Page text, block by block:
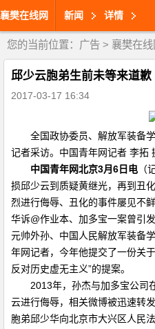
襄樊在线网 新闻 详情
您的当前位置： 广告 > 襄樊在线
邱少云胞弟生前未等来道
2017-03-17 16:34
全国政协委员、解放军装备学
记者采访。中国青年网记者 李拓
中国青年网北京3月6日电 （
损邱少云到质疑黄继光，再到丑
烈进行侮辱、丑化的事件屡见不
华诉@作业本、加多宝一案曾引
元帅外孙、中国人民解放军装备
年网记者，今年他提交了一份关
反对历史虚无主义”的提案。
2013年，孙杰与加多宝公司
云进行侮辱，相关微博被迅速转
胞弟邱少华向北京市大兴区人民